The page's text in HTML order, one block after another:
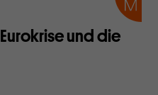
und die